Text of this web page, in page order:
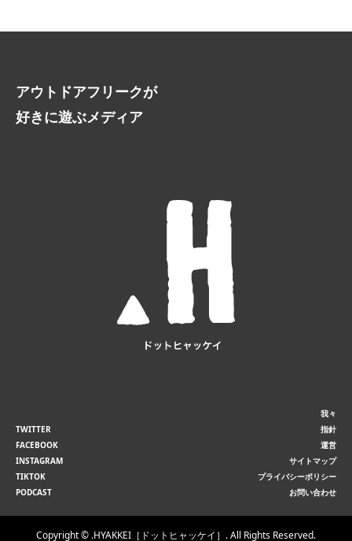
アウトドアフリークが
好きに遊ぶメディア
TWITTER
FACEBOOK
INSTAGRAM
TIKTOK
PODCAST
我々
指針
運営
サイトマップ
プライバシーポリシー
お問い合わせ
Copyright © .HYAKKEI［ドットヒャッケイ］. All Rights Reserved.